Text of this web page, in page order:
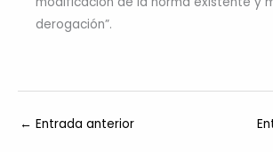
derogación”.
← Entrada anterior